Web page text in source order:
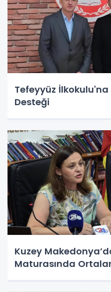
Tefeyyüz İlkokulu'na
Desteği
Kuzey
Maturasında